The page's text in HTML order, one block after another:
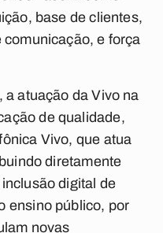
base de clientes,
e força
atuação da Vivo na
de qualidade,
Vivo, que atua
diretamente
digital de
ensino público, por
novas